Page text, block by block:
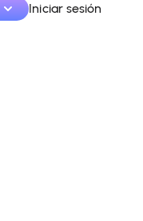
Iniciar sesión